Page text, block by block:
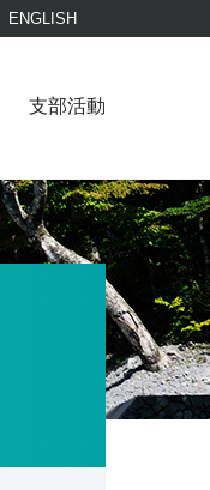
ENGLISH
支部活動